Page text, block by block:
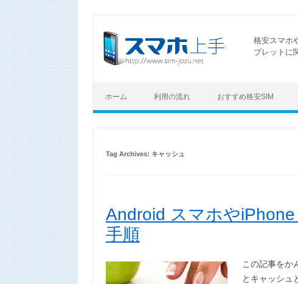
格安スマホ
ブレットに
ホーム 利用の流れ おすすめ格安SIM
Tag Archives: キャッシュ
Android スマホや
手順
この記事をか
とキャッシュ